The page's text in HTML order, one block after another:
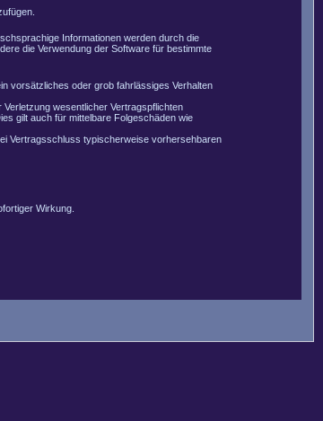
Informationen werden durch die
die Verwendung der Software für bestimmte
vorsätzliches oder grob fahrlässiges Verhalten
wesentlicher Vertragspflichten
gilt auch für mittelbare Folgeschäden wie
Vertragsschluss typischerweise vorhersehbaren
Wirkung.